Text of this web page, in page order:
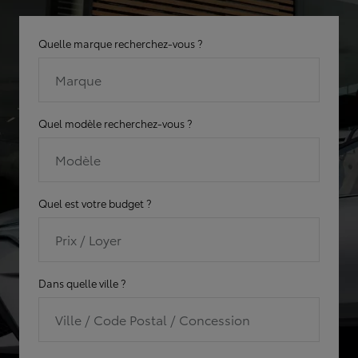
Quelle marque recherchez-vous ?
Marque
Quel modèle recherchez-vous ?
Modèle
Quel est votre budget ?
Prix / Loyer
Dans quelle ville ?
Ville / Code Postal / Concession